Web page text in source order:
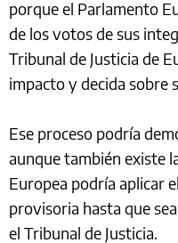
porque el Parlamento
de los votos de sus
Tribunal de Justicia de
impacto y decida sobre
Ese proceso podría
aunque también existe
Europea podría aplicar
provisoria hasta que
el Tribunal de Justicia.